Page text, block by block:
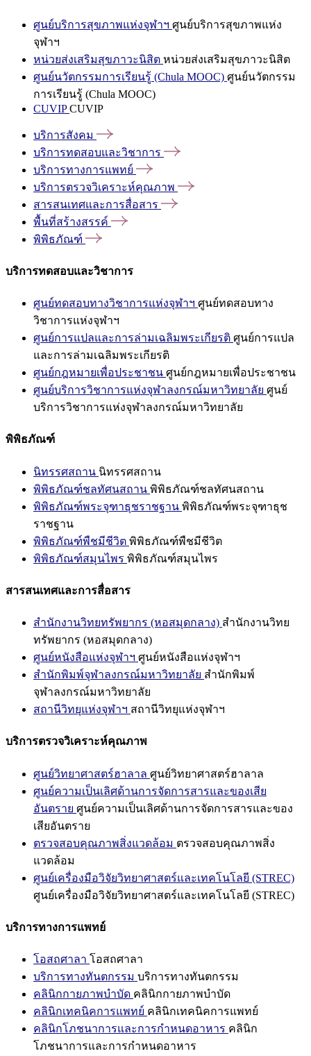
ศูนย์บริการสุขภาพแห่งจุฬาฯ ศูนย์บริการสุขภาพแห่ง
จุฬาฯ
หน่วยส่งเสริมสุขภาวะนิสิต หน่วยส่งเสริมสุขภาวะนิสิต
ศูนย์นวัตกรรมการเรียนรู้ (Chula MOOC) ศูนย์นวัตกรรม
การเรียนรู้ (Chula MOOC)
CUVIPCUVIP
บริการสังคม
บริการทดสอบและวิชาการ
บริการทางการแพทย์
บริการตรวจวิเคราะห์คุณภาพ
สารสนเทศและการสื่อสาร
พื้นที่สร้างสรรค์
พิพิธภัณฑ์
บริการทดสอบและวิชาการ
ศูนย์ทดสอบทางวิชาการแห่งจุฬาฯ ศูนย์ทดสอบทาง
วิชาการแห่งจุฬาฯ
ศูนย์การแปลและการล่ามเฉลิมพระเกียรติ ศูนย์การแปล
และการล่ามเฉลิมพระเกียรติ
ศูนย์กฎหมายเพื่อประชาชน ศูนย์กฎหมายเพื่อประชาชน
ศูนย์บริการวิชาการแห่งจุฬาลงกรณ์มหาวิทยาลัย ศูนย์
บริการวิชาการแห่งจุฬาลงกรณ์มหาวิทยาลัย
พิพิธภัณฑ์
นิทรรศสถาน นิทรรศสถาน
พิพิธภัณฑ์ชลทัศนสถาน พิพิธภัณฑ์ชลทัศนสถาน
พิพิธภัณฑ์พระจุฑาธุชราชฐาน พิพิธภัณฑ์พระจุฑาธุช
ราชฐาน
พิพิธภัณฑ์พืชมีชีวิต พิพิธภัณฑ์พืชมีชีวิต
พิพิธภัณฑ์สมุนไพร พิพิธภัณฑ์สมุนไพร
สารสนเทศและการสื่อสาร
สำนักงานวิทยทรัพยากร (หอสมุดกลาง) สำนักงานวิทย
ทรัพยากร (หอสมุดกลาง)
ศูนย์หนังสือแห่งจุฬาฯ ศูนย์หนังสือแห่งจุฬาฯ
สำนักพิมพ์จุฬาลงกรณ์มหาวิทยาลัย สำนักพิมพ์
จุฬาลงกรณ์มหาวิทยาลัย
สถานีวิทยุแห่งจุฬาฯ สถานีวิทยุแห่งจุฬาฯ
บริการตรวจวิเคราะห์คุณภาพ
ศูนย์วิทยาศาสตร์ฮาลาล ศูนย์วิทยาศาสตร์ฮาลาล
ศูนย์ความเป็นเลิศด้านการจัดการสารและของเสีย
อันตราย ศูนย์ความเป็นเลิศด้านการจัดการสารและของ
เสียอันตราย
ตรวจสอบคุณภาพสิ่งแวดล้อม ตรวจสอบคุณภาพสิ่ง
แวดล้อม
ศูนย์เครื่องมือวิจัยวิทยาศาสตร์และเทคโนโลยี (STREC)
ศูนย์เครื่องมือวิจัยวิทยาศาสตร์และเทคโนโลยี (STREC)
บริการทางการแพทย์
โอสถศาลา โอสถศาลา
บริการทางทันตกรรม บริการทางทันตกรรม
คลินิกกายภาพบำบัด คลินิกกายภาพบำบัด
คลินิกเทคนิคการแพทย์ คลินิกเทคนิคการแพทย์
คลินิกโภชนาการและการกำหนดอาหาร คลินิก
โภชนาการและการกำหนดอาหาร